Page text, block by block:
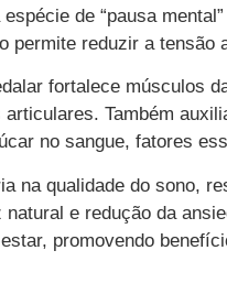
de “pausa
permite reduzir a tensão
fortalece músculos
Também
no sangue, fatores
na qualidade do sono,
e redução da
promovendo